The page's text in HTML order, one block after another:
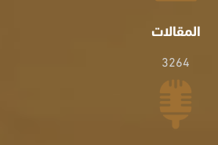
المقالات
3264